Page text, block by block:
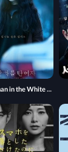
The Woman in the White Car